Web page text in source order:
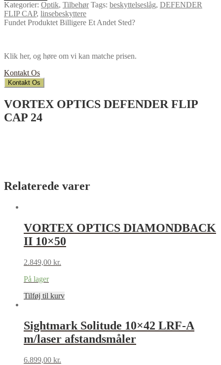
Kategorier: Optik, Tilbehør Tags: beskyttelseslåg, DEFENDER
FLIP CAP, linsebeskyttere
Fundet Produktet Billigere Et Andet Sted?
Klik her, og høre om vi kan matche prisen.
Kontakt Os
Kontakt Os
VORTEX OPTICS DEFENDER FLIP
CAP 24
Relaterede varer
VORTEX OPTICS DIAMONDBACK
II 10×50
2.849,00 kr.
På lager
Tilføj til kurv
Sightmark Solitude 10×42 LRF-A
m/laser afstandsmåler
6.899,00 kr.